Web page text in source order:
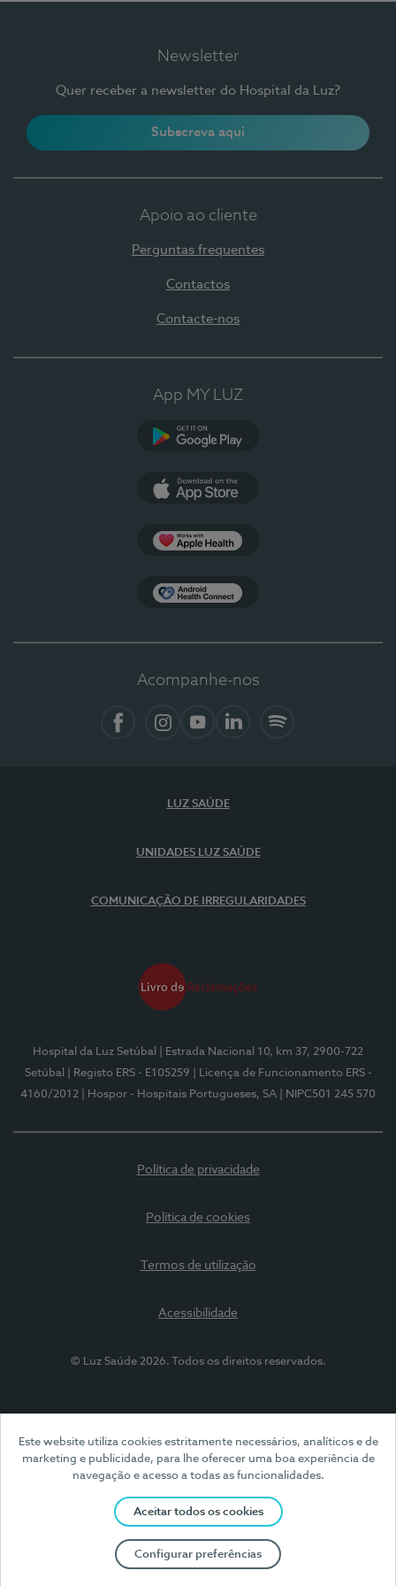
Este website utiliza cookies estritamente necessários, analíticos e de
marketing e publicidade, para lhe oferecer uma boa experiência de
navegação e acesso a todas as funcionalidades.
Aceitar todos os cookies
Configurar preferências
Newsletter
Quer receber a newsletter do Hospital da Luz?
Subscreva aqui
Apoio ao cliente
Perguntas frequentes
Contactos
Contacte-nos
App MY LUZ
Acompanhe-nos
LUZ SAÚDE
UNIDADES LUZ SAÚDE
COMUNICAÇÃO DE IRREGULARIDADES
Hospital da Luz Setúbal
| Estrada Nacional 10, km 37, 2900-722
Setúbal
| Registo ERS - E105259
| Licença de Funcionamento ERS -
4160/2012
| Hospor - Hospitais Portugueses, SA | NIPC501 245 570
Política de privacidade
Política de cookies
Termos de utilização
Acessibilidade
© Luz Saúde 2026. Todos os direitos reservados.